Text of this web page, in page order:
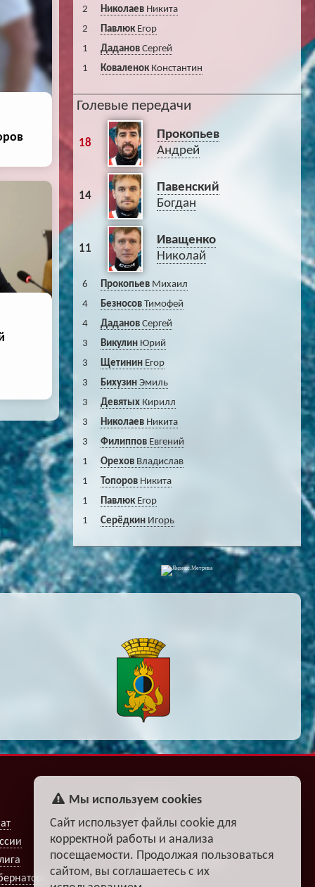
2
НиколаевНикита
2
ПавлюкЕгор
1
ДадановСергей
1
КоваленокКонстантин
Голевые передачи
18
Прокопьев
Андрей
14
Павенский
Богдан
11
Иващенко
Николай
6 ПрокопьевМихаил
4
БезносовТимофей
4
ДадановСергей
3
ВикулинЮрий
3
ЩетининЕгор
3
БихузинЭмиль
3
ДевятыхКирилл
3
НиколаевНикита
3
ФилипповЕвгений
1
ОреховВладислав
1
ТопоровНикита
1
ПавлюкЕгор
1
СерёдкинИгорь
ФАН-КЛУБ
Билеты
Атрибутика
Турниры прогнозов
Fantasy Club
Мы используем cookies
Сайт использует файлы cookie для
корректной работы и анализа
посещаемости. Продолжая пользоваться
сайтом, вы соглашаетесь с их